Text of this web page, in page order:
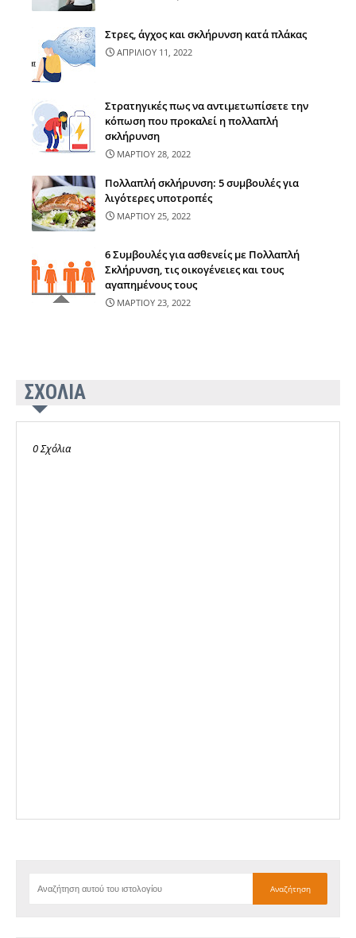
Στρες, άγχος και σκλήρυνση κατά πλάκας
ΑΠΡΙΛΙΟΥ 11, 2022
Στρατηγικές πως να αντιμετωπίσετε την
κόπωση που προκαλεί η πολλαπλή
σκλήρυνση
ΜΑΡΤΙΟΥ 28, 2022
Πολλαπλή σκλήρυνση: 5 συμβουλές για
λιγότερες υποτροπές
ΜΑΡΤΙΟΥ 25, 2022
6 Συμβουλές για ασθενείς με Πολλαπλή
Σκλήρυνση, τις οικογένειες και τους
αγαπημένους τους
ΜΑΡΤΙΟΥ 23, 2022
ΣΧΟΛΙΑ
0 Σχόλια